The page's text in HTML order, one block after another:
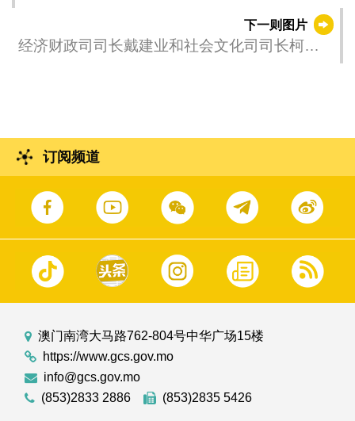
下一则图片
经济财政司司长戴建业和社会文化司司长柯岚
订阅频道
澳门南湾大马路762-804号中华广场15楼
https://www.gcs.gov.mo
info@gcs.gov.mo
(853)2833 2886
(853)2835 5426